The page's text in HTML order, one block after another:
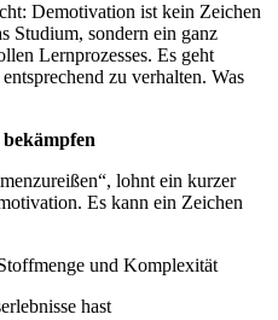
Demotivation ist kein Zeichen
Studium, sondern ein ganz
Lernprozesses. Es geht
zu verhalten. Was
lohnt ein kurzer
Es kann ein Zeichen
und Komplexität
hast